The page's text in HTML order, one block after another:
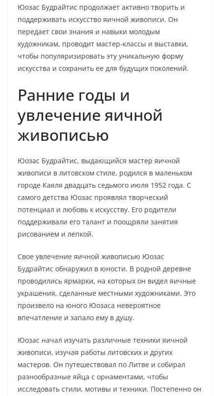
Юозас Будрайтис продолжает активно творить и
поддерживать искусство яичной живописи. Он
передает свои знания и навыки молодым
художникам, проводит мастер-классы и выставки,
чтобы популяризировать эту уникальную форму
искусства и сохранить ее для будущих поколений.
Ранние годы и
увлечение яичной
живописью
Юозас Будрайтис, выдающийся мастер яичной
живописи в литовском стиле, родился в маленьком
городе Каяля двадцать седьмого июля 1952 года. С
самого детства Юозас проявлял творческий
потенциал и любовь к искусству. Его родители
поддерживали его талант и поощряли занятия
рисованием и лепкой.
Свое увлечение яичной живописью Юозас
Будрайтис обнаружил в юности. В родной деревне
проводились ярмарки, на которых он видел яичные
украшения, сделанные местными художниками. Это
произвело на юного Юозаса невероятное
впечатление и запало ему в душу.
Юозас начал изучать различные техники яичной
живописи, изучая работы литовских и других
мастеров. Он путешествовал по Литве и собирал
разнообразные яйца с орнаментами, чтобы
исследовать стили, мотивы и техники. Постепенно он